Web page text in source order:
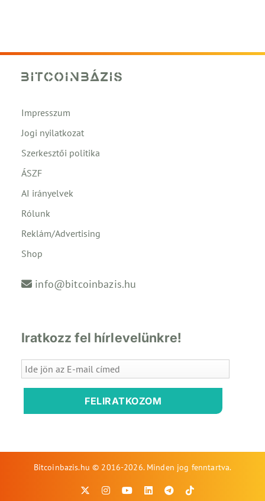
Impresszum
Jogi nyilatkozat
Szerkesztői politika
ÁSZF
AI irányelvek
Rólunk
Reklám/Advertising
Shop
info@bitcoinbazis.hu
Iratkozz fel hírlevelünkre!
FELIRATKOZOM
Bitcoinbazis.hu © 2016-2026. Minden jog fenntartva.